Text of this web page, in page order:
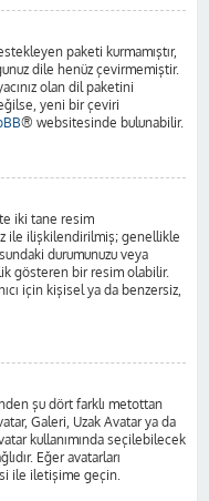
paketi kurmamıştır,
dile henüz çevirmemiştir.
olan dil paketini
yeni bir çeviri
® websitesinde bulunabilir.
iki tane resim
ile ilişkilendirilmiş; genellikle
durumunuzu veya
gösteren bir resim olabilir.
için kişisel ya da benzersiz,
şu dört farklı metottan
Galeri, Uzak Avatar ya da
kullanımında seçilebilecek
Eğer avatarları
ile iletişime geçin.